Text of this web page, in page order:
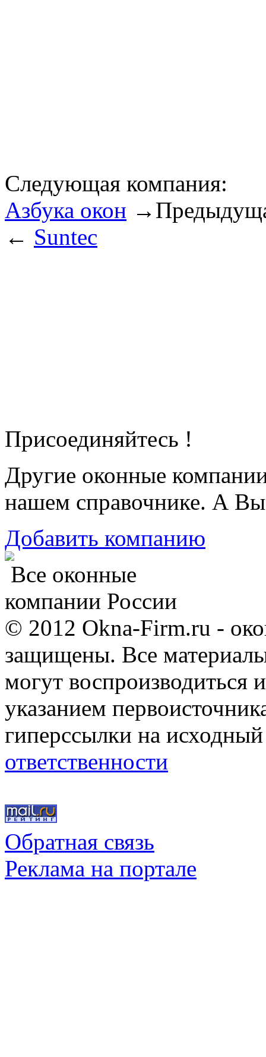
Следующая компания:
Азбука окон →
← Suntec
Присоединяйтесь !
Другие оконные
нашем справочнике. А
Добавить компанию
Все оконные
компании России
© 2012 Okna-Firm.ru -
защищены. Все
могут воспроизводиться
указанием
гиперссылки на
ответственности
Обратная связь
Реклама на портале